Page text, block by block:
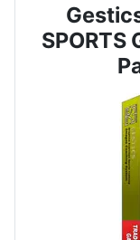
SPORTS